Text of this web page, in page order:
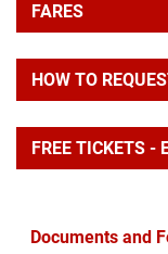
FARES
HOW TO
FREE TICKETS -
Documents and